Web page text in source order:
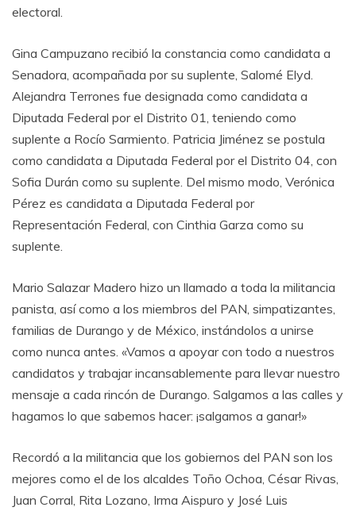
electoral.
Gina Campuzano recibió la constancia como candidata a
Senadora, acompañada por su suplente, Salomé Elyd.
Alejandra Terrones fue designada como candidata a
Diputada Federal por el Distrito 01, teniendo como
suplente a Rocío Sarmiento. Patricia Jiménez se postula
como candidata a Diputada Federal por el Distrito 04, con
Sofia Durán como su suplente. Del mismo modo, Verónica
Pérez es candidata a Diputada Federal por
Representación Federal, con Cinthia Garza como su
suplente.
Mario Salazar Madero hizo un llamado a toda la militancia
panista, así como a los miembros del PAN, simpatizantes,
familias de Durango y de México, instándolos a unirse
como nunca antes. «Vamos a apoyar con todo a nuestros
candidatos y trabajar incansablemente para llevar nuestro
mensaje a cada rincón de Durango. Salgamos a las calles y
hagamos lo que sabemos hacer: ¡salgamos a ganar!»
Recordó a la militancia que los gobiernos del PAN son los
mejores como el de los alcaldes Toño Ochoa, César Rivas,
Juan Corral, Rita Lozano, Irma Aispuro y José Luis